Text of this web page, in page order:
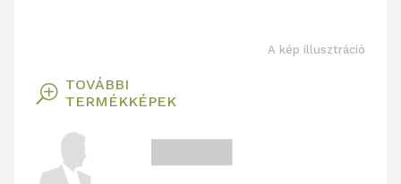
A kép illusztráció
T TOVÁBBI
TERMÉKKÉPEK